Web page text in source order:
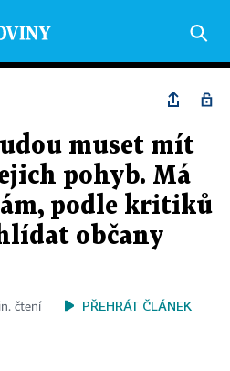
muset mít
pohyb. Má
podle kritiků
občany
čtení PŘEHRÁT ČLÁNEK